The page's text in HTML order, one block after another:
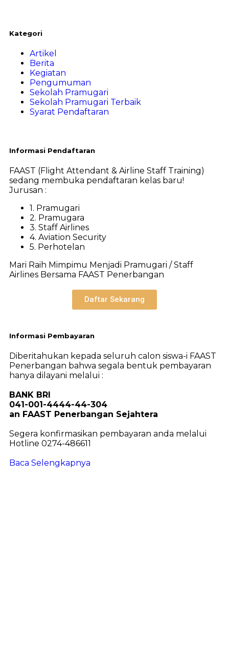
Kategori
Artikel
Berita
Kegiatan
Pengumuman
Sekolah Pramugari
Sekolah Pramugari Terbaik
Syarat Pendaftaran
Informasi Pendaftaran
FAAST (Flight Attendant & Airline Staff Training)
sedang membuka pendaftaran kelas baru!
Jurusan :
1. Pramugari
2. Pramugara
3. Staff Airlines
4. Aviation Security
5. Perhotelan
Mari Raih Mimpimu Menjadi Pramugari / Staff
Airlines Bersama FAAST Penerbangan
Daftar Sekarang
Informasi Pembayaran
Diberitahukan kepada seluruh calon siswa-i FAAST
Penerbangan bahwa segala bentuk pembayaran
hanya dilayani melalui :
BANK BRI
041-001-4444-44-304
an FAAST Penerbangan Sejahtera
Segera konfirmasikan pembayaran anda melalui
Hotline 0274-486611
Baca Selengkapnya